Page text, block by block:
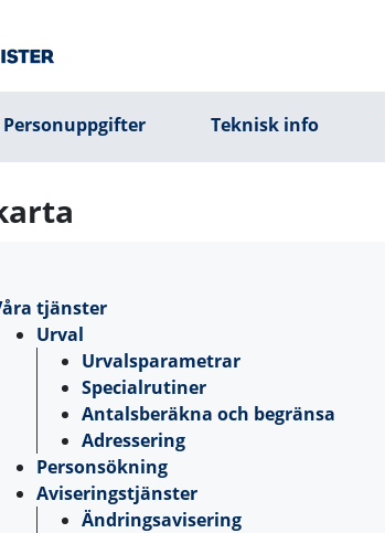
Personuppgifter Teknisk info
tjänster
Urval
Urvalsparametrar
Specialrutiner
Antalsberäkna och begränsa
Adressering
Personsökning
Aviseringstjänster
Ändringsavisering